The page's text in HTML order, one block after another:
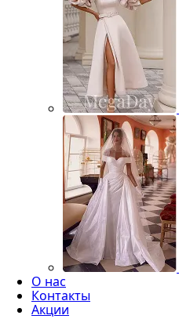
О нас
Контакты
Акции